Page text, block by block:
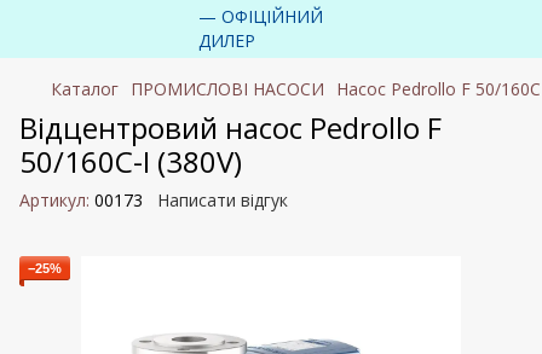
Каталог ПРОМИСЛОВІ НАСОСИ Насос Pedrollo F 50/
Відцентровий насос Pedrollo F
50/160C-I (380V)
Артикул: 00173 Написати відгук
−25%